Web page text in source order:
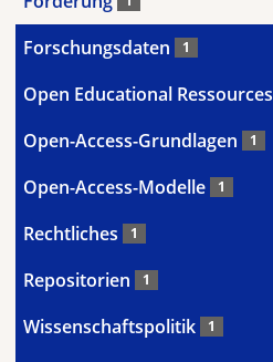
Forschungsdaten 1
Open Educational Ressources
Open-Access-Grundlagen 1
Open-Access-Modelle 1
Rechtliches 1
Repositorien 1
Wissenschaftspolitik 1